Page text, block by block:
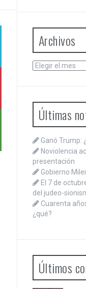
Archivos
Archivos
Últimas
Ganó Trump:
Noviolencia
presentación
Gobierno Milei
El 7 de
del judeo-
Cuarenta
¿qué?
Últimos